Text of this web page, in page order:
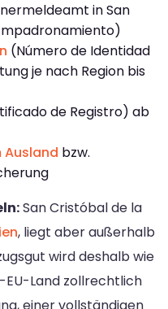
in San
(Número de Identidad
je nach Region bis
de Registro) ab
Ausland bzw.
San Cristóbal de la
, liegt aber außerhalb
wird deshalb wie
EU-Land zollrechtlich